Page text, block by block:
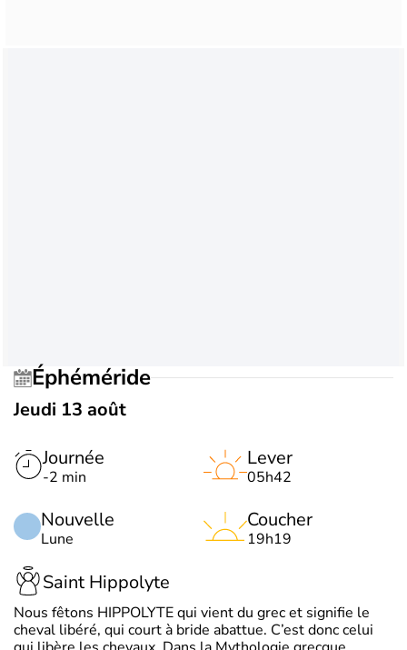
Éphéméride
Jeudi 13 août
Journée
-2 min
Nouvelle
Lune
Lever
05h42
Coucher
19h19
Saint Hippolyte
Nous fêtons HIPPOLYTE qui vient du grec et signifie le
cheval libéré, qui court à bride abattue. C’est donc celui